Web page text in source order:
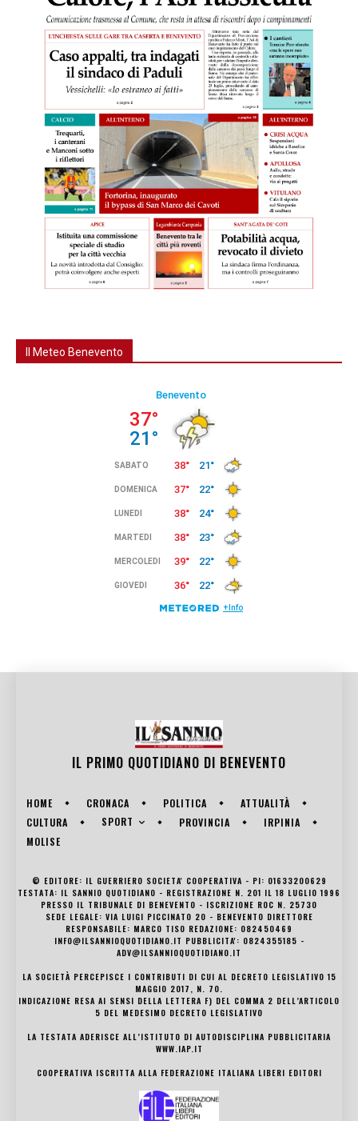
Il Meteo Benevento
IL PRIMO QUOTIDIANO DI BENEVENTO
HOME CRONACA POLITICA
ATTUALITÀ
CULTURA
SPORT PROVINCIA
IRPINIA
MOLISE
© EDITORE: IL GUERRIERO SOCIETA' COOPERATIVA - PI: 01633200629
TESTATA: IL SANNIO QUOTIDIANO - REGISTRAZIONE N. 201 IL 18 LUGLIO 1996
PRESSO IL TRIBUNALE DI BENEVENTO - ISCRIZIONE ROC N. 25730
SEDE LEGALE: VIA LUIGI PICCINATO 20 - BENEVENTO DIRETTORE
RESPONSABILE: MARCO TISO REDAZIONE: 082450469
INFO@ILSANNIOQUOTIDIANO.IT PUBBLICITA': 0824355185 -
ADV@ILSANNIOQUOTIDIANO.IT
LA SOCIETÀ PERCEPISCE I CONTRIBUTI DI CUI AL DECRETO LEGISLATIVO 15
MAGGIO 2017, N. 70.
INDICAZIONE RESA AI SENSI DELLA LETTERA F) DEL COMMA 2 DELL’ARTICOLO
5 DEL MEDESIMO DECRETO LEGISLATIVO
LA TESTATA ADERISCE ALL’ISTITUTO DI AUTODISCIPLINA PUBBLICITARIA
WWW.IAP.IT
COOPERATIVA ISCRITTA ALLA FEDERAZIONE ITALIANA LIBERI EDITORI